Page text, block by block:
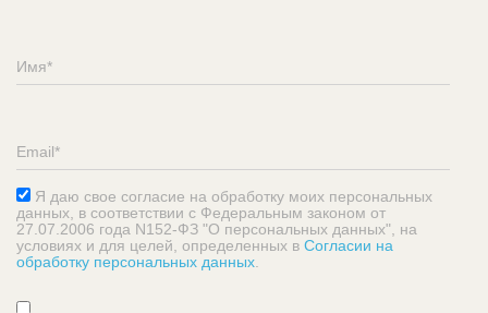
Я даю свое согласие на обработку моих персональных
данных, в соответствии с Федеральным законом от
27.07.2006 года N152-ФЗ "О персональных данных", на
условиях и для целей, определенных в Согласии на
обработку персональных данных